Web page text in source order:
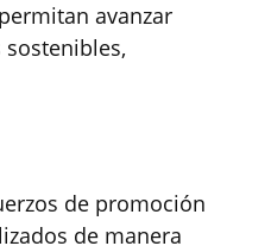
avanzar
de promoción
de manera